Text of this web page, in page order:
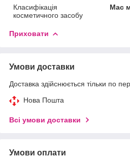
Класифікація
косметичного засобу
Мас
Приховати
Умови доставки
Доставка здійснюється тільки по
Нова Пошта
Всі умови доставки
Умови оплати